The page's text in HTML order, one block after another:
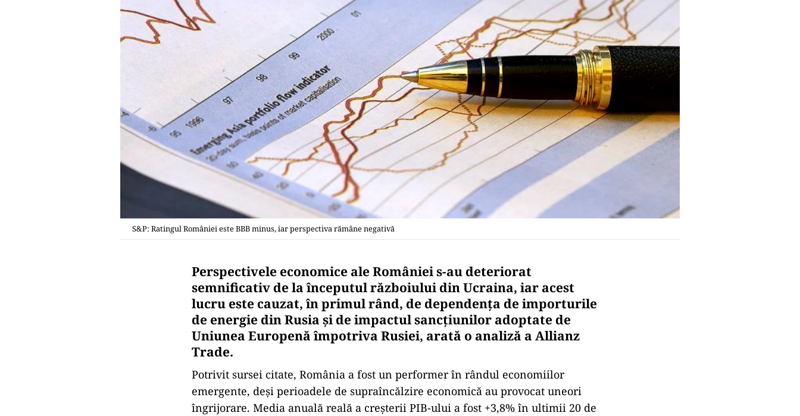
S&P: Ratingul României este BBB minus, iar perspectiva rămâne negativă
Perspectivele economice ale României s-au deteriorat
semnificativ de la începutul războiului din Ucraina, iar acest
lucru este cauzat, în primul rând, de dependenţa de importurile
de energie din Rusia şi de impactul sancţiunilor adoptate de
Uniunea Europenă împotriva Rusiei, arată o analiză a Allianz
Trade.
Potrivit sursei citate, România a fost un performer în rândul economiilor
emergente, deşi perioadele de supraîncălzire economică au provocat uneori
îngrijorare. Media anuală reală a creşterii PIB-ului a fost +3,8% în ultimii 20 de